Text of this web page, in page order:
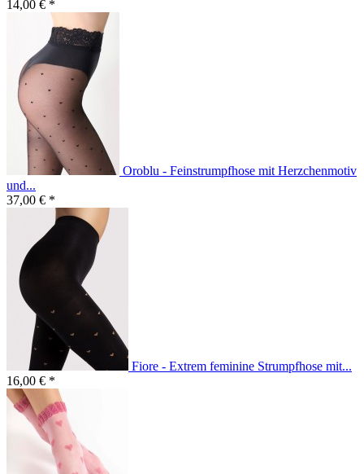
14,00 € *
Oroblu - Feinstrumpfhose mit Herzchenmotiv
und...
37,00 € *
Fiore - Extrem feminine Strumpfhose mit...
16,00 € *